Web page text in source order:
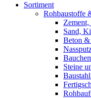
Sortiment
Rohbaustoffe
Sand,
Beton
Steine